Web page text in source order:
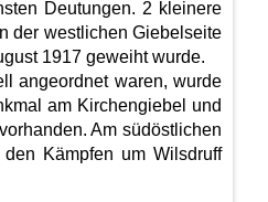
Deutungen. 2 kleinere
der westlichen Giebelseite
1917 geweiht wurde.
angeordnet waren, wurde
am Kirchengiebel und
Am südöstlichen
Kämpfen um Wilsdruff